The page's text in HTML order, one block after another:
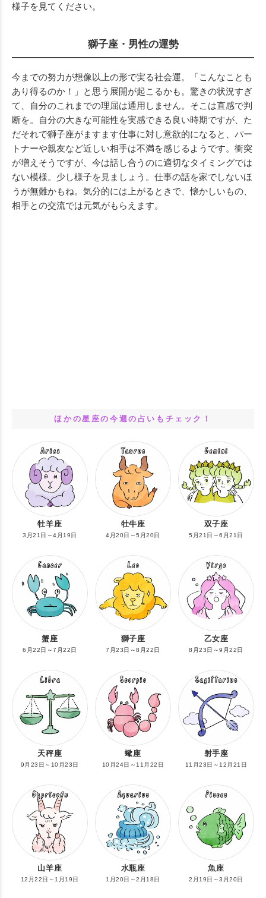
様子を見てください。
獅子座・男性の運勢
今までの努力が想像以上の形で実る社会運。「こんなことも
あり得るのか！」と思う展開が起こるかも。驚きの状況すぎ
て、自分のこれまでの理屈は通用しません。そこは直感で判
断を。自分の大きな可能性を実感できる良い時期ですが、た
だそれで獅子座がますます仕事に対し意欲的になると、パー
トナーや親友など近しい相手は不満を感じるようです。衝突
が増えそうですが、今は話し合うのに適切なタイミングでは
ない模様。少し様子を見ましょう。仕事の話を家でしないほ
うが無難かもね。気分的には上がるときで、懐かしいもの、
相手との交流では元気がもらえます。
ほかの星座の今週の占いもチェック！
牡羊座
3月21日～4月19日
牡牛座
4月20日～5月20日
双子座
5月21日～6月21日
蟹座
6月22日～7月22日
獅子座
7月23日～8月22日
乙女座
8月23日～9月22日
天秤座
9月23日～10月23日
蠍座
10月24日～11月22日
射手座
11月23日～12月21日
山羊座
12月22日～1月19日
水瓶座
1月20日～2月18日
魚座
2月19日～3月20日